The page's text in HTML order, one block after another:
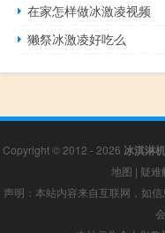
在家怎样做冰激凌视频
獭祭冰激凌好吃么
Copyright © 2012 - 2026 冰淇淋机
地图 | 疑难
声明：本站内容来自互联网，如